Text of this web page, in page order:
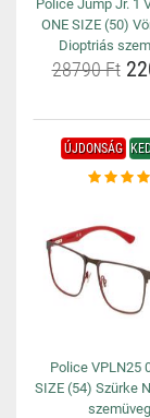
Police Jump Jr. 1
ONE SIZE (50)
Dioptriás
28790 Ft
ÚJDONSÁG
Police VPLN25
SIZE (54) Szürke